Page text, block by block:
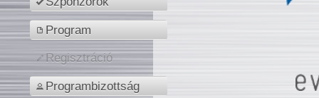
Program
Regisztráció
Programbizottság